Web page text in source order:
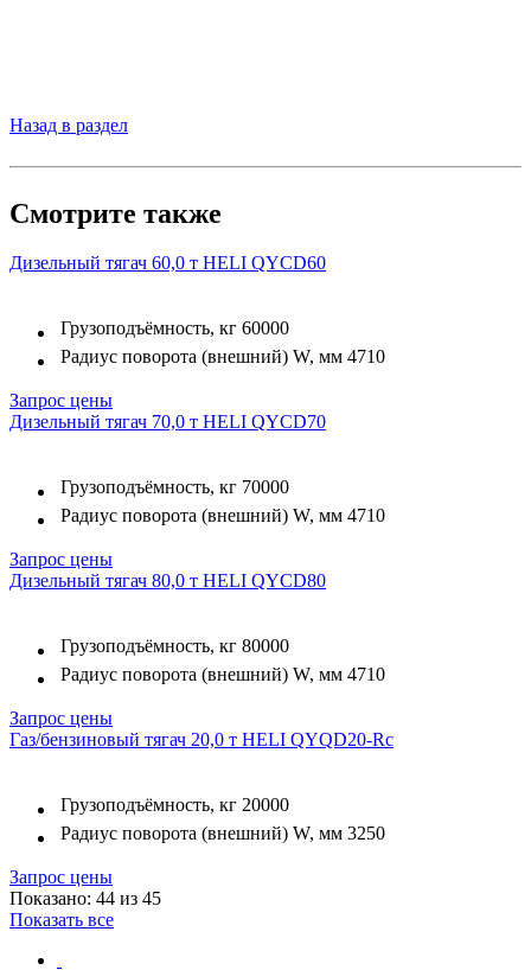
Назад в раздел
Смотрите также
Дизельный тягач 60,0 т HELI QYCD60
Грузоподъёмность, кг 60000
Радиус поворота (внешний) W, мм 4710
Запрос цены
Дизельный тягач 70,0 т HELI QYCD70
Грузоподъёмность, кг 70000
Радиус поворота (внешний) W, мм 4710
Запрос цены
Дизельный тягач 80,0 т HELI QYCD80
Грузоподъёмность, кг 80000
Радиус поворота (внешний) W, мм 4710
Запрос цены
Газ/бензиновый тягач 20,0 т HELI QYQD20-Rc
Грузоподъёмность, кг 20000
Радиус поворота (внешний) W, мм 3250
Запрос цены
Показано: 44 из 45
Показать все